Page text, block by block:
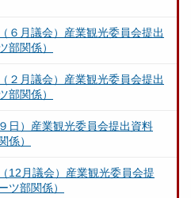
６月議会）産業観光委員会提出
部関係）
２月議会）産業観光委員会提出
部関係）
日）産業観光委員会提出資料
係）
12月議会）産業観光委員会提
ツ部関係）